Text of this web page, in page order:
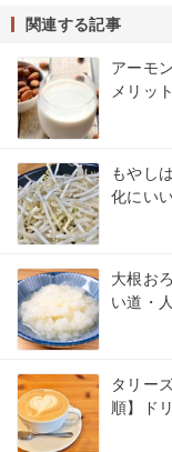
関連する記事
アーモ
メリッ
もやし
化にい
大根お
い道・
タリー
順】ド